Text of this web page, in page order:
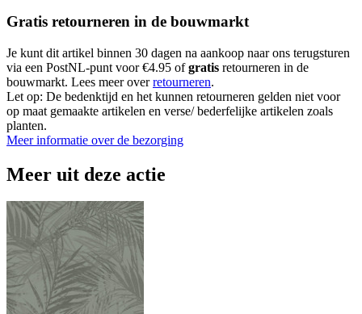
Gratis retourneren in de bouwmarkt
Je kunt dit artikel binnen 30 dagen na aankoop naar ons terugsturen
via een PostNL-punt voor €4.95 ofgratis retourneren in de
bouwmarkt. Lees meer overretourneren.
Let op: De bedenktijd en het kunnen retourneren gelden niet voor
op maat gemaakte artikelen en verse/ bederfelijke artikelen zoals
planten.
Meer informatie over de bezorging
Meer uit deze actie